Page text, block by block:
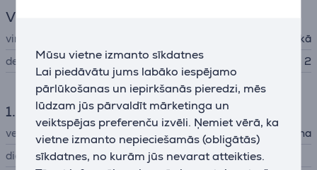
Mūsu vietne izmanto sīkdatnes
Lai piedāvātu jums labāko iespējamo
pārlūkošanas un iepirkšanās pieredzi, mēs
lūdzam jūs pārvaldīt mārketinga un
veiktspējas preferenču izvēli. Ņemiet vērā, ka
vietne izmanto nepieciešamās (obligātās)
sīkdatnes, no kurām jūs nevarat atteikties.
Virsma
virsmas veids
elektriskā
degļu skaits
2
1. sildelements
veids
Čuguna
diametrs